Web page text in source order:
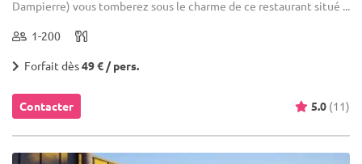
Dampierre) vous tomberez sous le charme de ce restaurant situé ...
1-200
Forfait dès49 € / pers.
Contacter 5.0 (11)